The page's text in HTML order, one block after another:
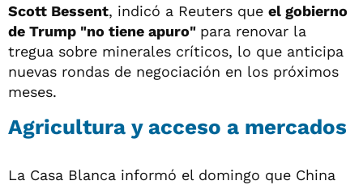
Scott Bessent, indicó a Reuters que el gobierno
de Trump "no tiene apuro" para renovar la
tregua sobre minerales críticos, lo que anticipa
nuevas rondas de negociación en los próximos
meses.
Agricultura y acceso a mercados
La Casa Blanca informó el domingo que China